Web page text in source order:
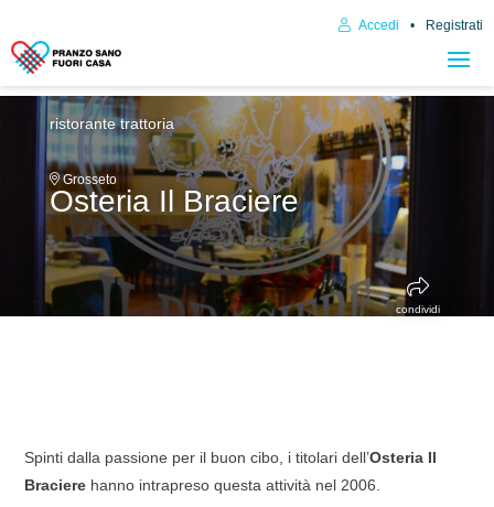
Accedi Registrati
ristorante trattoria
Grosseto
Osteria Il Braciere
condividi
Spinti dalla passione per il buon cibo, i titolari dell’Osteria Il
Braciere hanno intrapreso questa attività nel 2006.